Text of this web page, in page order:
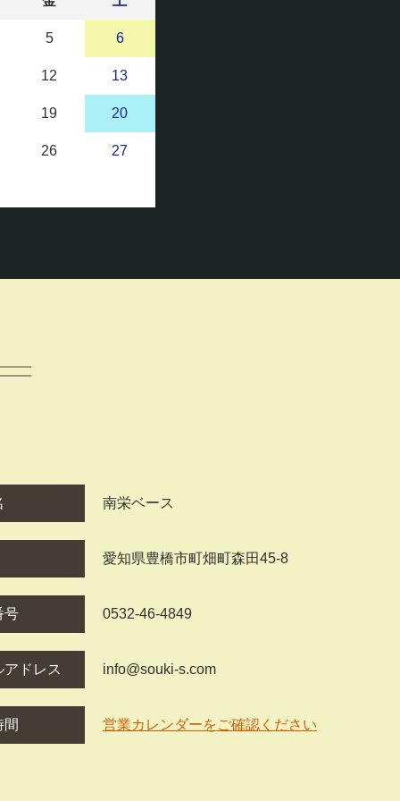
5 6
12 13
19 20
26 27
南栄ベース
愛知県豊橋市町畑町森田45-8
号 0532-46-4849
アドレス info@souki-s.com
間 営業カレンダーをご確認ください